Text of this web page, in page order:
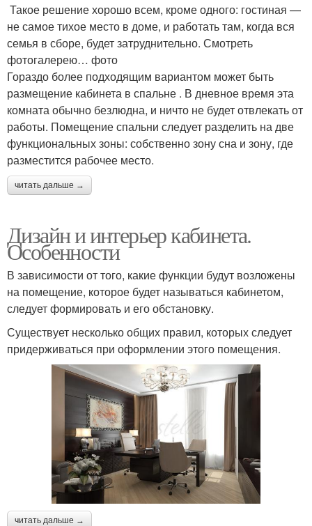
Такое решение хорошо всем, кроме одного: гостиная —
не самое тихое место в доме, и работать там, когда вся
семья в сборе, будет затруднительно. Смотреть
фотогалерею… фото
Гораздо более подходящим вариантом может быть
размещение кабинета в спальне . В дневное время эта
комната обычно безлюдна, и ничто не будет отвлекать от
работы. Помещение спальни следует разделить на две
функциональных зоны: собственно зону сна и зону, где
разместится рабочее место.
читать дальше →
Дизайн и интерьер кабинета.
Особенности
В зависимости от того, какие функции будут возложены
на помещение, которое будет называться кабинетом,
следует формировать и его обстановку.
Существует несколько общих правил, которых следует
придерживаться при оформлении этого помещения.
читать дальше →